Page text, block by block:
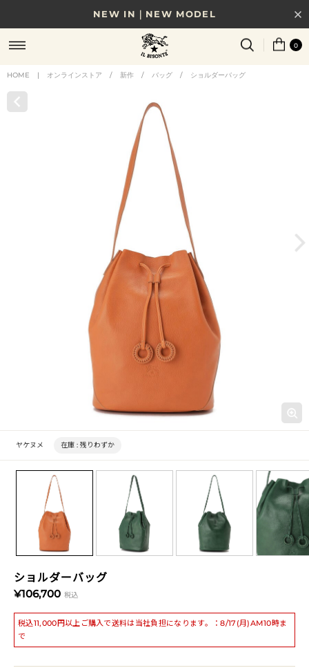
NEW IN｜NEW MODEL
8/17(月)10時まで｜税込11,000円以上で送料無料
贈る相手やシーンから選べる、新しいギフトガイド
0
HOME | オンラインストア / 新作 / バッグ / ショルダーバッグ
ショルダーバッグ
¥106,700 税込
税込11,000円以上ご購入で送料は当社負担になります。：8/17(月)AM10時ま
で
ヤケヌメ 在庫 : 残りわずか